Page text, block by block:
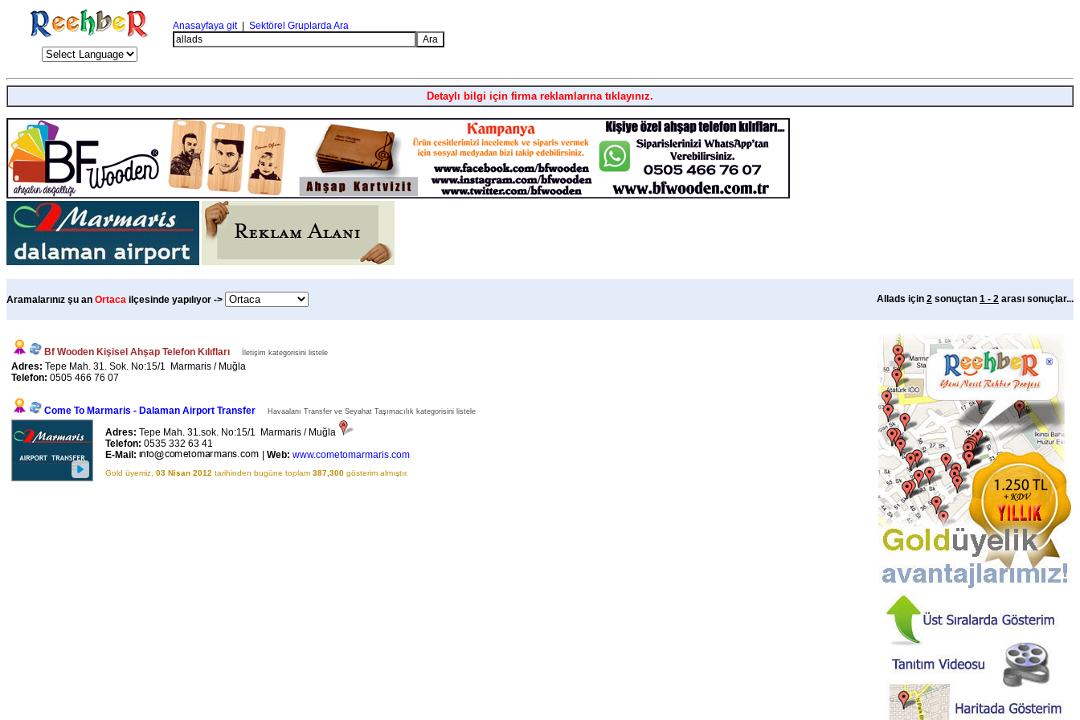
Anasayfaya git| Sektörel Gruplarda Ara
Detaylı bilgi için firma reklamlarına tıklayınız.
Aramalarınız şu an Ortaca ilçesinde yapılıyor -> Allads için 2 sonuçtan 1 - 2 arası sonuçlar...
Bf Wooden Kişisel Ahşap Telefon Kılıfları İletişim kategorisini listele
Adres: Tepe Mah. 31. Sok. No:15/1 Marmaris / Muğla
Telefon: 0505 466 76 07
Come To Marmaris - Dalaman Airport Transfer Havaalanı Transfer ve Seyahat Taşımacılık kategorisini listele
Adres: Tepe Mah. 31.sok. No:15/1 Marmaris / Muğla
Telefon: 0535 332 63 41
E-Mail:
Web: www.cometomarmaris.com
Gold üyemiz, 03 Nisan 2012 tarihinden bugüne toplam 387,300 gösterim almıştır.